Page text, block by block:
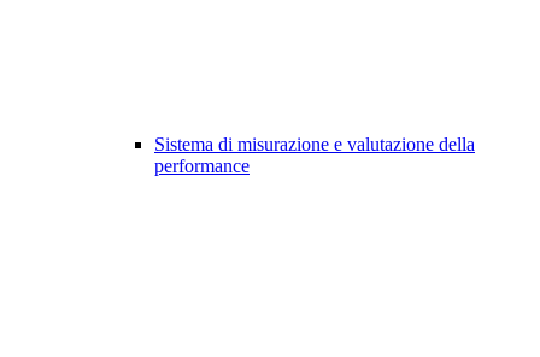
Sistema di misurazione e valutazione della
performance